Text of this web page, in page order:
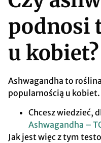
podnosi
u kobiet?
Ashwagandha to
popularnością u kobiet.
Chcesz wiedzieć,
Ashwagandha –
Jak jest więc z tym